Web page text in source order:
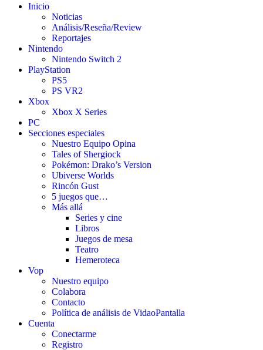
Inicio
Noticias
Análisis/Reseña/Review
Reportajes
Nintendo
Nintendo Switch 2
PlayStation
PS5
PS VR2
Xbox
Xbox X Series
PC
Secciones especiales
Nuestro Equipo Opina
Tales of Shergiock
Pokémon: Drako’s Version
Ubiverse Worlds
Rincón Gust
5 juegos que…
Más allá
Series y cine
Libros
Juegos de mesa
Teatro
Hemeroteca
Vop
Nuestro equipo
Colabora
Contacto
Política de análisis de VidaoPantalla
Cuenta
Conectarme
Registro